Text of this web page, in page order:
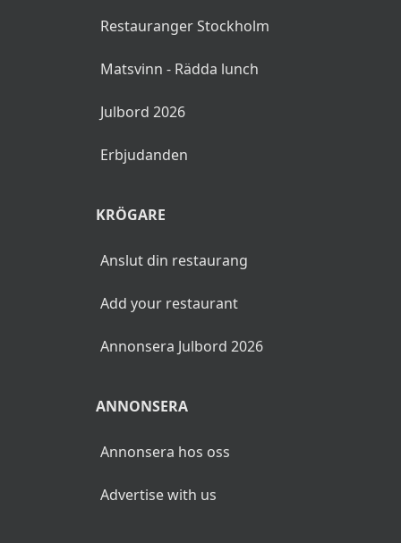
Restauranger Stockholm
Matsvinn - Rädda lunch
Julbord 2026
Erbjudanden
KRÖGARE
Anslut din restaurang
Add your restaurant
Annonsera Julbord 2026
ANNONSERA
Annonsera hos oss
Advertise with us